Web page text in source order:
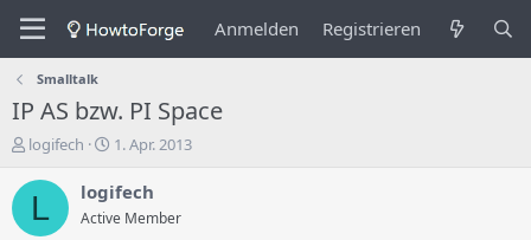
Anmelden Registrieren
Smalltalk
IP AS bzw. PI Space
E
s
e
logifech
E
s
e
1. Apr. 2013
L logifech
Active Member